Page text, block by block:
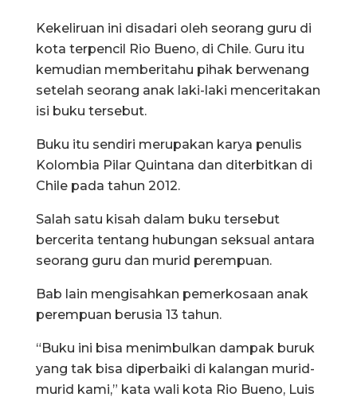
Kekeliruan ini disadari oleh seorang guru di
kota terpencil Rio Bueno, di Chile. Guru itu
kemudian memberitahu pihak berwenang
setelah seorang anak laki-laki menceritakan
isi buku tersebut.
Buku itu sendiri merupakan karya penulis
Kolombia Pilar Quintana dan diterbitkan di
Chile pada tahun 2012.
Salah satu kisah dalam buku tersebut
bercerita tentang hubungan seksual antara
seorang guru dan murid perempuan.
Bab lain mengisahkan pemerkosaan anak
perempuan berusia 13 tahun.
“Buku ini bisa menimbulkan dampak buruk
yang tak bisa diperbaiki di kalangan murid-
murid kami,” kata wali kota Rio Bueno, Luis